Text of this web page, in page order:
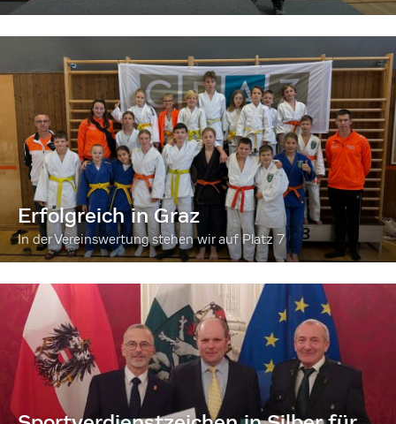
Erfolgreich in Graz
In der Vereinswertung stehen wir auf Platz 7